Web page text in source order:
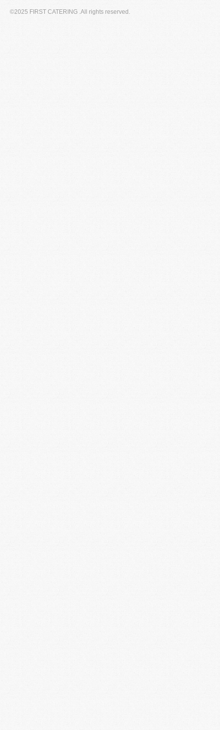
©2025 FIRST CATERING .All rights reserved.